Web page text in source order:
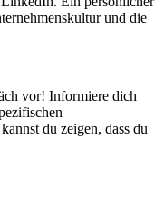
und die
vor! Informiere dich
du zeigen, dass du